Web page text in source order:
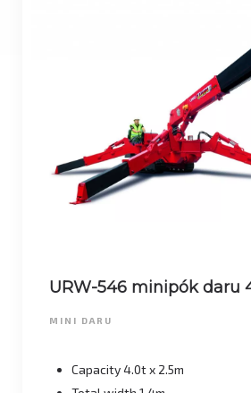
URW-546 minipók daru
MINI DARU
Capacity 4.0t x 2.5m